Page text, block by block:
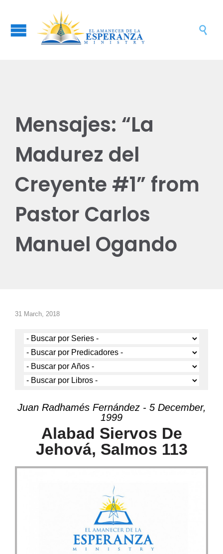

Mensajes: “La
Madurez del
Creyente #1” from
Pastor Carlos
Manuel Ogando
31 March, 2018
Juan Radhamés Fernández - 5 December,
1999
Alabad Siervos De
Jehová, Salmos 113